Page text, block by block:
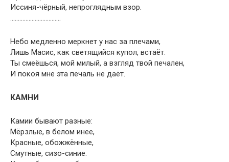
Иссиня-чёрный, непроглядным взор.
……………………………
Небо медленно меркнет у нас за плечами,
Лишь Масис, как светящийся купол, встаёт.
Ты смеёшься, мой милый, а взгляд твой печален,
И покоя мне эта печаль не даёт.
КАМНИ
Камии бывают разные:
Мёрзлые, в белом инее,
Красные, обожжённые,
Смутные, сизо-синие.